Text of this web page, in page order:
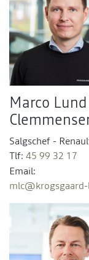
Marco Lund
Salgschef -
Tlf: 45 99 32 17
Email: